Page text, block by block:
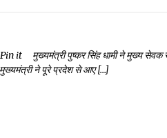
it मुख्यमंत्री पुष्कर सिंह धामी ने मुख्य सेवक
मुख्यमंत्री ने पूरे प्रदेश से आए […]